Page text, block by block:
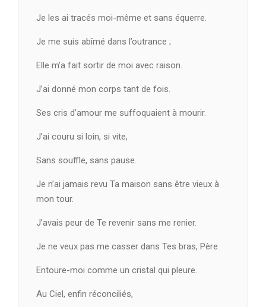
Je les ai tracés moi-même et sans équerre.
Je me suis abîmé dans l’outrance ;
Elle m’a fait sortir de moi avec raison.
J’ai donné mon corps tant de fois.
Ses cris d’amour me suffoquaient à mourir.
J’ai couru si loin, si vite,
Sans souffle, sans pause.
Je n’ai jamais revu Ta maison sans être vieux à
mon tour.
J’avais peur de Te revenir sans me renier.
Je ne veux pas me casser dans Tes bras, Père.
Entoure-moi comme un cristal qui pleure.
Au Ciel, enfin réconciliés,